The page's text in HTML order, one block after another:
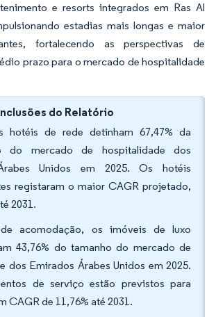
e resorts integrados em Ras Al
estadias mais longas e maior
fortalecendo as perspectivas de
prazo para o mercado de hospitalidade
do Relatório
hotéis de rede detinham 67,47% da
do mercado de hospitalidade dos
Unidos em 2025. Os hotéis
registaram o maior CAGR projetado,
2031.
acomodação, os imóveis de luxo
43,76% do tamanho do mercado de
dos Emirados Árabes Unidos em 2025.
de serviço estão previstos para
CAGR de 11,76% até 2031.